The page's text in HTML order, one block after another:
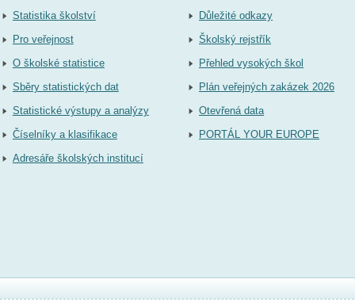
Statistika školství
Pro veřejnost
O školské statistice
Sběry statistických dat
Statistické výstupy a analýzy
Číselníky a klasifikace
Adresáře školských institucí
Důležité odkazy
Školský rejstřík
Přehled vysokých škol
Plán veřejných zakázek 2026
Otevřená data
PORTÁL YOUR EUROPE